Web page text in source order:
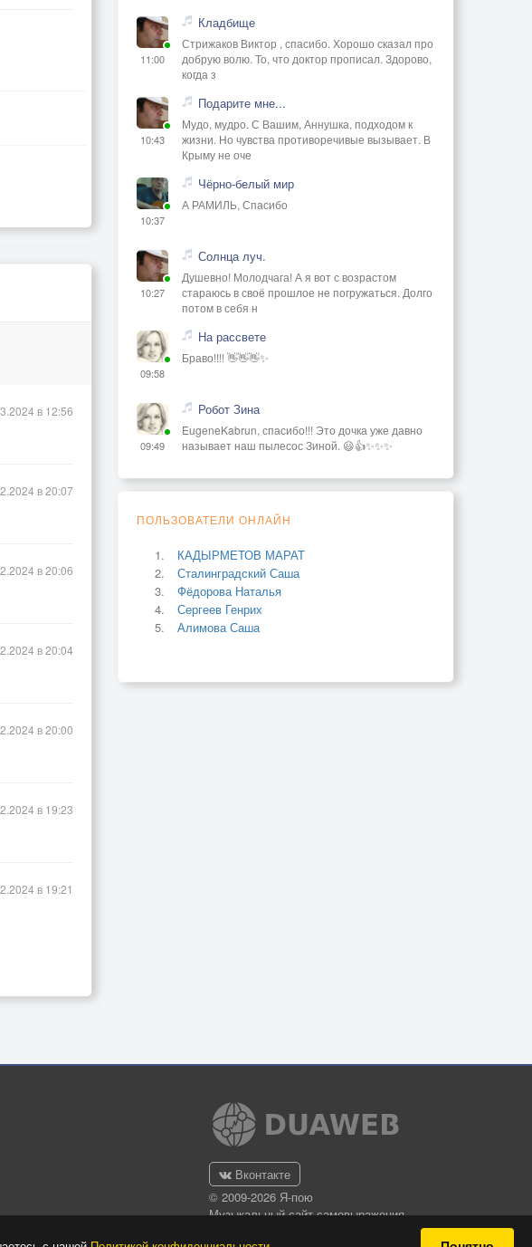
в 12:56
в 20:07
в 20:06
в 20:04
в 20:00
в 19:23
в 19:21
11:00
Кладбище
Стрижаков Виктор , спасибо. Хорошо сказал про
добрую волю. То, что доктор прописал. Здорово,
когда з
10:43
Подарите мне...
Мудо, мудро. С Вашим, Аннушка, подходом к
жизни. Но чувства противоречивые вызывает. В
Крыму не оче
10:37
Чёрно-белый мир
А РАМИЛЬ, Спасибо
10:27
Солнца луч.
Душевно! Молодчага! А я вот с возрастом
стараюсь в своё прошлое не погружаться. Долго
потом в себя н
09:58
На рассвете
Браво!!!! 👋👋👋✨
09:49
Робот Зина
EugeneKabrun, спасибо!!! Это дочка уже давно
называет наш пылесос Зиной. 😃👍✨✨✨
ПОЛЬЗОВАТЕЛИ ОНЛАЙН
КАДЫРМЕТОВ МАРАТ
Сталинградский Саша
Фёдорова Наталья
Сергеев Генрих
Алимова Саша
Вконтакте
© 2009-2026 Я-пою
Музыкальный сайт самовыражения